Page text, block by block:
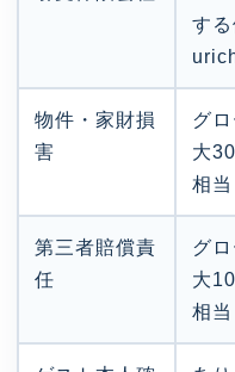
す
物件・家財損
害
グ
大
相当
第三者賠償責
任
グ
大
相当